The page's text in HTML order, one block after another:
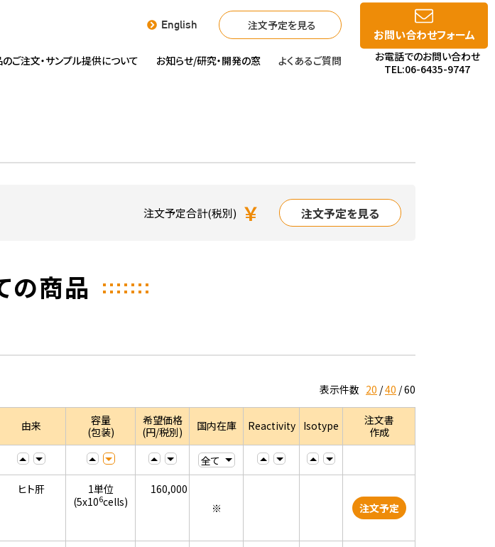
English 注文予定を見る
ご注文・サンプル提供について お知らせ/研究・開発の窓 よくあるご質問
お問い合わせフォーム
お電話でのお問い合わせ
TEL:06-6435-9747
注文予定合計(税別) ￥ 注文予定を見る
の商品
表示件数 20 40 60
由来
容量
(包装)
希望価格
(円/税別)
国内在庫 Reactivity Isotype
注文書
作成
ヒト肝
1単位
(5x106cells)
160,000
※
注文予定